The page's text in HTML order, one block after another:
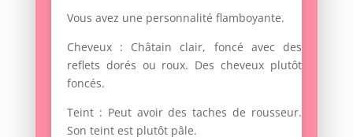
Vous avez une personnalité flamboyante.
Cheveux : Châtain clair, foncé avec des
reflets dorés ou roux. Des cheveux plutôt
foncés.
Teint : Peut avoir des taches de rousseur.
Son teint est plutôt pâle.